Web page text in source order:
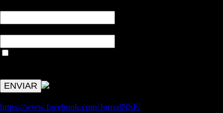
https://www.facebook.com/JornalNSF/